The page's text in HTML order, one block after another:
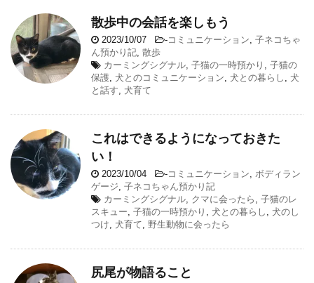
散歩中の会話を楽しもう
2023/10/07 -コミュニケーション 子ネコちゃ
ん預かり記 散歩
カーミングシグナル 子猫の一時預かり
子猫の
保護 犬とのコミュニケーション 犬との暮らし
犬
と話す
犬育て
これはできるようになっておきた
い！
2023/10/04 -コミュニケーション
ボディラン
ゲージ 子ネコちゃん預かり記
カーミングシグナル クマに会ったら
子猫のレ
スキュー 子猫の一時預かり 犬との暮らし
犬のし
つけ
犬育て 野生動物に会ったら
尻尾が物語ること